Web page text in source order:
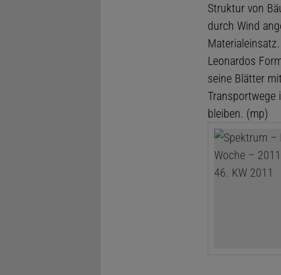
Struktur von
durch Wind
Leonardos
seine Blätter
Transportwege
bleiben. (mp)